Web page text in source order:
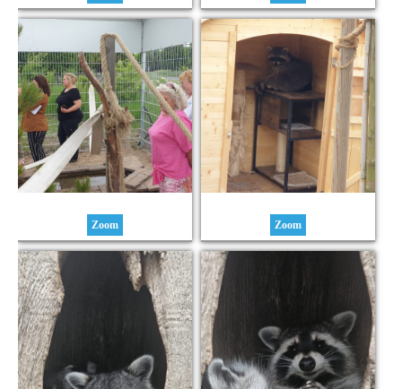
Zoom Zoom